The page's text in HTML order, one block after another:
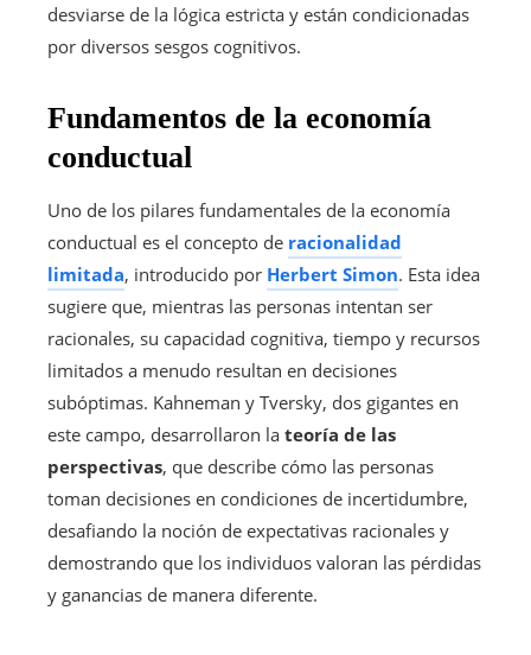
desviarse de la lógica estricta y están condicionadas
por diversos sesgos cognitivos.
Fundamentos de la economía
conductual
Uno de los pilares fundamentales de la economía
conductual es el concepto de racionalidad
limitada, introducido por Herbert Simon. Esta idea
sugiere que, mientras las personas intentan ser
racionales, su capacidad cognitiva, tiempo y recursos
limitados a menudo resultan en decisiones
subóptimas. Kahneman y Tversky, dos gigantes en
este campo, desarrollaron la teoría de las
perspectivas, que describe cómo las personas
toman decisiones en condiciones de incertidumbre,
desafiando la noción de expectativas racionales y
demostrando que los individuos valoran las pérdidas
y ganancias de manera diferente.